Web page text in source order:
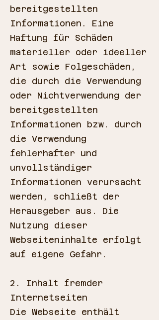
bereitgestellten
Informationen. Eine
Haftung für Schäden
materieller oder ideeller
Art sowie Folgeschäden,
die durch die Verwendung
oder Nichtverwendung der
bereitgestellten
Informationen bzw. durch
die Verwendung
fehlerhafter und
unvollständiger
Informationen verursacht
werden, schließt der
Herausgeber aus. Die
Nutzung dieser
Webseiteninhalte erfolgt
auf eigene Gefahr.
2. Inhalt fremder
Internetseiten
Die Webseite enthält